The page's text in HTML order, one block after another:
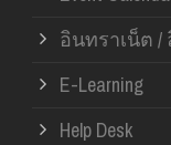
อินทราเน็ต /
E-Learning
Help Desk